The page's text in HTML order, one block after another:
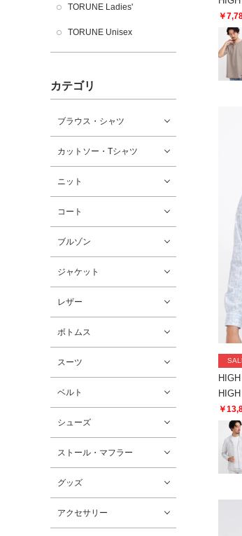
TORUNE Ladies'
TORUNE Unisex
カテゴリ
ブラウス・シャツ
カットソー・Tシャツ
ニット
コート
ブルゾン
ジャケット
レザー
ボトムス
スーツ
ベルト
シューズ
ストール・マフラー
グッズ
アクセサリー
￥
￥